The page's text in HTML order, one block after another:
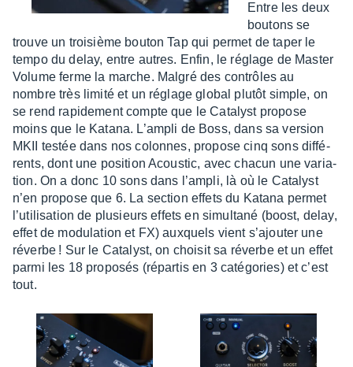
Entre les deux
boutons se
trouve un troi­sième bouton Tap qui permet de taper le
tempo du delay, entre autres. Enfin, le réglage de Master
Volume ferme la marche. Malgré des contrôles au
nombre très limité et un réglage global plutôt simple, on
se rend rapi­de­ment compte que le Cata­lyst propose
moins que le Katana. L’am­pli de Boss, dans sa version
MKII testée dans nos colonnes, propose cinq sons diffé­
rents, dont une posi­tion Acous­tic, avec chacun une varia­
tion. On a donc 10 sons dans l’am­pli, là où le Cata­lyst
n’en propose que 6. La section effets du Katana permet
l’uti­li­sa­tion de plusieurs effets en simul­tané (boost, delay,
effet de modu­la­tion et FX) auxquels vient s’ajou­ter une
réverbe ! Sur le Cata­lyst, on choi­sit sa réverbe et un effet
parmi les 18 propo­sés (répar­tis en 3 caté­go­ries) et c’est
tout.